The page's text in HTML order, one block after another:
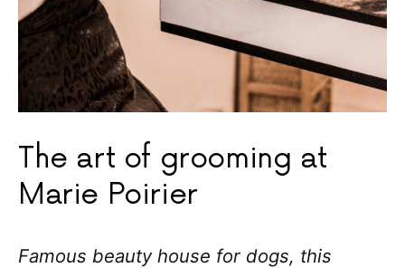
The art of grooming at
Marie Poirier
Famous beauty house for dogs, this